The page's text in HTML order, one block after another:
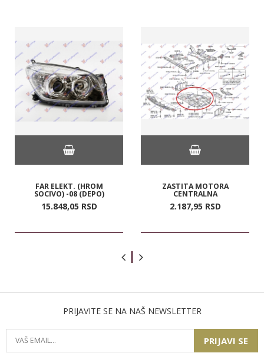
FAR ELEKT. (HROM
SOCIVO) -08 (DEPO)
15.848,05 RSD
ZASTITA MOTORA
CENTRALNA
2.187,95 RSD
PRIJAVITE SE NA NAŠ NEWSLETTER
PRIJAVI SE